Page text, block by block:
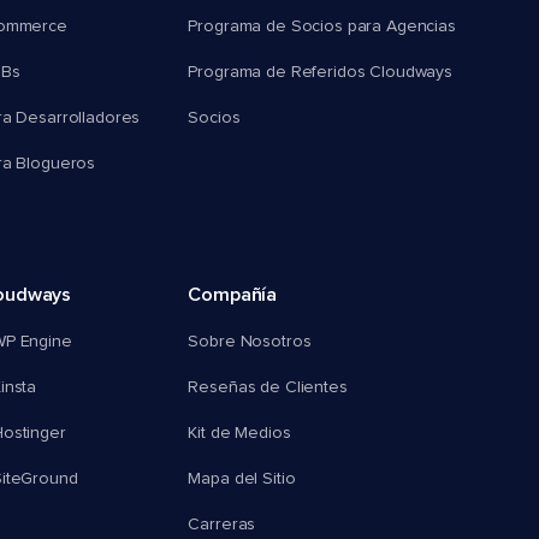
Desarrolladores
Blogueros
Programa de Socios para Agencias
Programa de Referidos Cloudways
Socios
Engine
Compañía
Sobre Nosotros
Reseñas de Clientes
Kit de Medios
Mapa del Sitio
Carreras